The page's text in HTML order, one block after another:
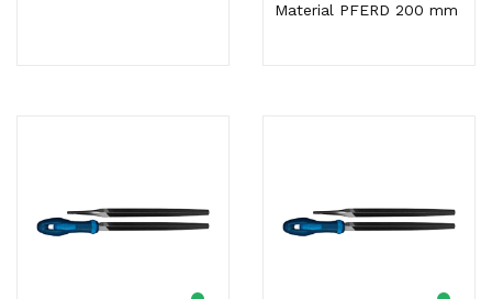
Material PFERD 200 mm